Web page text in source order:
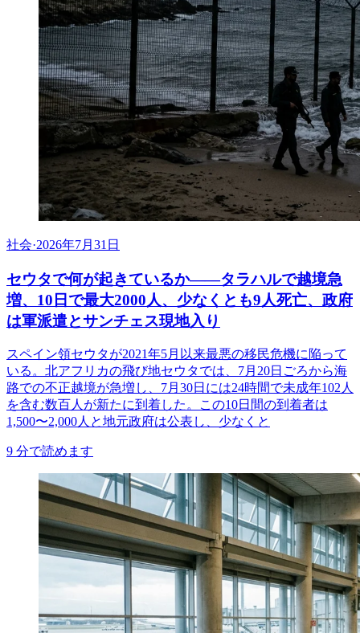
社会·2026年7月31日
セウタで何が起きているか——タラハルで越境急
増、10日で最大2000人、少なくとも9人死亡、政府
は軍派遣とサンチェス現地入り
スペイン領セウタが2021年5月以来最悪の移民危機に陥って
いる。北アフリカの飛び地セウタでは、7月20日ごろから海
路での不正越境が急増し、7月30日には24時間で未成年102人
を含む数百人が新たに到着した。この10日間の到着者は
1,500〜2,000人と地元政府は公表し、少なくと
9 分で読めます